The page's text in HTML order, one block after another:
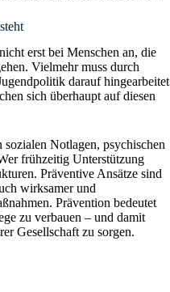
erst bei Menschen an, die
Vielmehr muss durch
darauf hingearbeitet
sich überhaupt auf diesen
Notlagen, psychischen
frühzeitig Unterstützung
Präventive Ansätze sind
wirksamer und
Prävention bedeutet
zu verbauen – und damit
Gesellschaft zu sorgen.